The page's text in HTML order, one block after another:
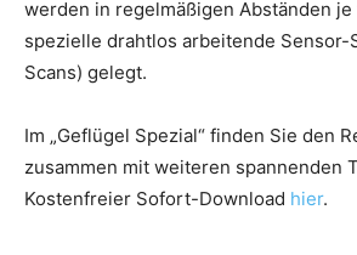
werden in regelmäßigen Abständen je
spezielle drahtlos arbeitende Sensor-
Scans) gelegt.
Im „Geflügel Spezial“ finden Sie den
zusammen mit weiteren spannenden
Kostenfreier Sofort-Download hier.